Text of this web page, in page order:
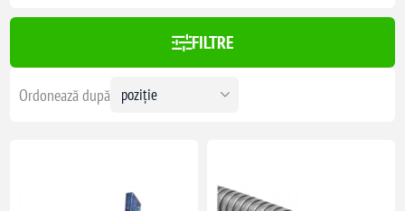
427
FILTRE
Ordonează după